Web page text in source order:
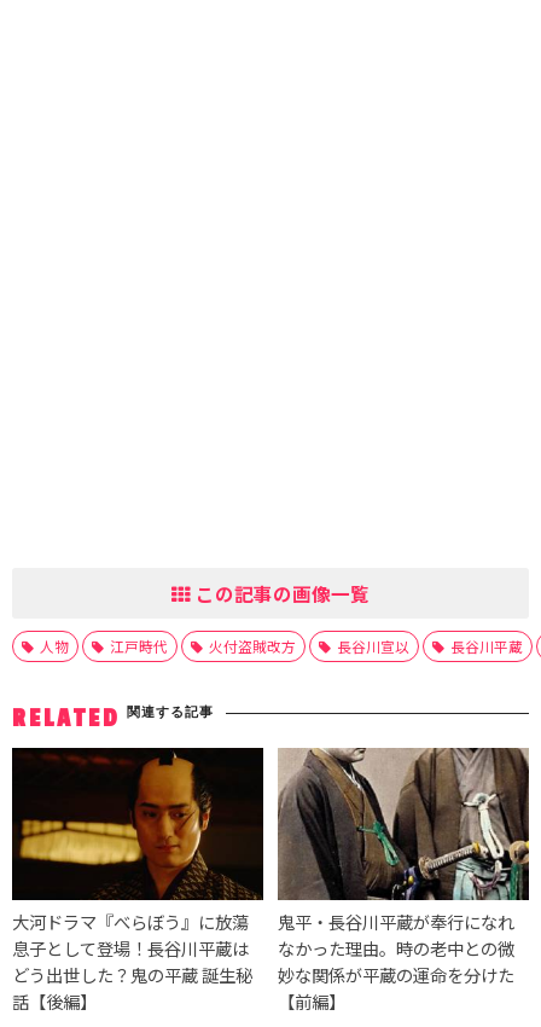
この記事の画像一覧
人物 江戸時代 火付盗賊改方 長谷川宣以 長谷川平蔵
RELATED 関連する記事
大河ドラマ『べらぼう』に放蕩
息子として登場！長谷川平蔵は
どう出世した？鬼の平蔵 誕生秘
話【後編】
鬼平・長谷川平蔵が奉行になれ
なかった理由。時の老中との微
妙な関係が平蔵の運命を分けた
【前編】